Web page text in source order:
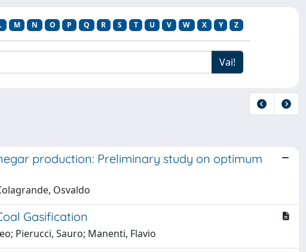
M N O P Q R S T U V W X Y Z
production: Preliminary study on optimum
Osvaldo
Gasification
Pierucci, Sauro; Manenti, Flavio